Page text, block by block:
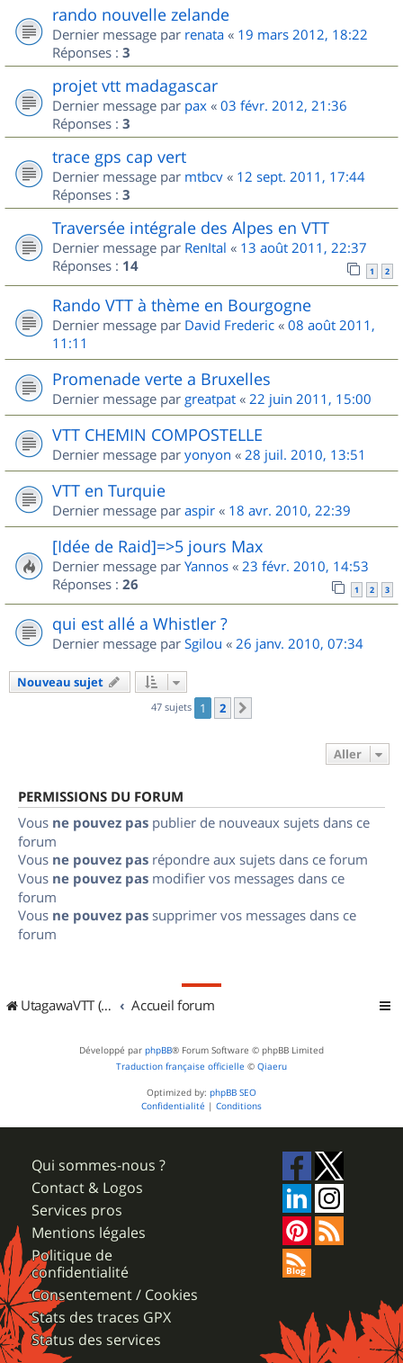
rando nouvelle zelande
Dernier message par renata « 19 mars 2012, 18:22
Réponses : 3
projet vtt madagascar
Dernier message par pax « 03 févr. 2012, 21:36
Réponses : 3
trace gps cap vert
Dernier message par mtbcv « 12 sept. 2011, 17:44
Réponses : 3
Traversée intégrale des Alpes en VTT
Dernier message par RenItal « 13 août 2011, 22:37
Réponses : 14 1 2
Rando VTT à thème en Bourgogne
Dernier message par David Frederic « 08 août 2011,
11:11
Promenade verte a Bruxelles
Dernier message par greatpat « 22 juin 2011, 15:00
VTT CHEMIN COMPOSTELLE
Dernier message par yonyon « 28 juil. 2010, 13:51
VTT en Turquie
Dernier message par aspir « 18 avr. 2010, 22:39
[Idée de Raid]=>5 jours Max
Dernier message par Yannos « 23 févr. 2010, 14:53
Réponses : 26 1 2 3
qui est allé a Whistler ?
Dernier message par Sgilou « 26 janv. 2010, 07:34
Nouveau sujet
47 sujets 1 2
Aller
PERMISSIONS DU FORUM
Vous ne pouvez pas publier de nouveaux sujets dans ce
forum
Vous ne pouvez pas répondre aux sujets dans ce forum
Vous ne pouvez pas modifier vos messages dans ce
forum
Vous ne pouvez pas supprimer vos messages dans ce
forum
UtagawaVTT (Randos VTT et VTTAE avec traces GPS) Accueil forum
Développé par phpBB® Forum Software © phpBB Limited
Traduction française officielle © Qiaeru
Optimized by: phpBB SEO
Confidentialité | Conditions
Qui sommes-nous ?
Contact & Logos
Services pros
Mentions légales
Politique de
confidentialité
Consentement / Cookies
Stats des traces GPX
Status des services